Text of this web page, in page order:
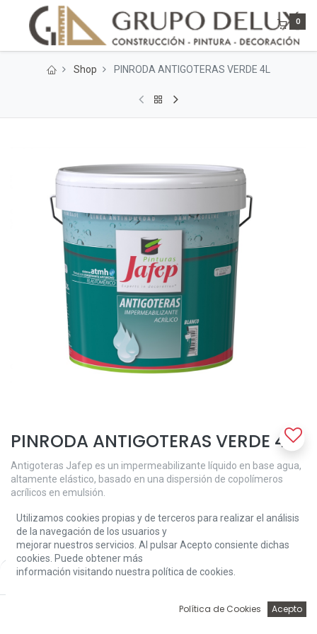
Price:
Add to Cart
0
Shop PINRODA ANTIGOTERAS VERDE 4L
PINRODA ANTIGOTERAS VERDE 4L
Antigoteras Jafep es un impermeabilizante líquido en base agua,
altamente elástico, basado en una dispersión de copolímeros
acrílicos en emulsión.
Aplicación:
Como impermeabilizante de paramentos horizontales: terrazas,
cubiertas y tejados.
Además debido a su gran flexibilidad, resistencia a la intemperie y
cohesión interna es de gran utilidad en aplicaciones como:
-Masilla elástica impermeable: mezclando Antigoteras Jafep con
Utilizamos cookies propias y de terceros para realizar el análisis
de la navegación de los usuarios y
mejorar nuestros servicios. Al pulsar Acepto consiente dichas
cookies. Puede obtener más
información visitando nuestra política de cookies.
Política de Cookies Acepto